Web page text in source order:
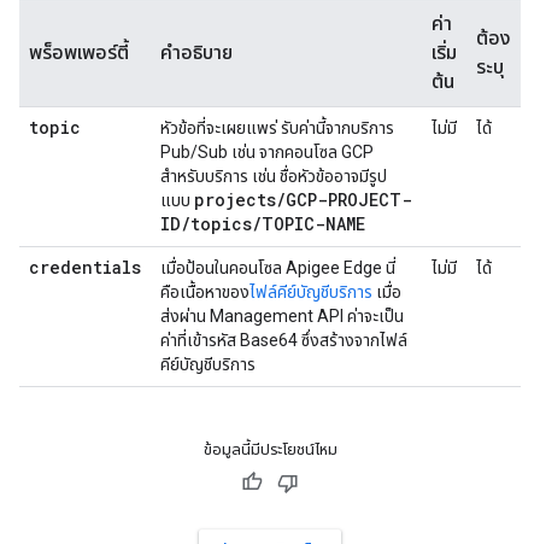
พร็อพเพอร์ตี้ คำอธิบาย
ค่า
เริ่ม
ต้น
ต้อง
ระบุ
topic
หัวข้อที่จะเผยแพร่ รับค่านี้จากบริการ
Pub/Sub เช่น จากคอนโซล GCP
สำหรับบริการ เช่น ชื่อหัวข้ออาจมีรูป
แบบ projects/GCP-PROJECT-
ID/topics/TOPIC-NAME
ไม่มี ได้
credentials
เมื่อป้อนในคอนโซล Apigee Edge นี่
คือเนื้อหาของไฟล์คีย์บัญชีบริการ เมื่อ
ส่งผ่าน Management API ค่าจะเป็น
ค่าที่เข้ารหัส Base64 ซึ่งสร้างจากไฟล์
คีย์บัญชีบริการ
ไม่มี ได้
ข้อมูลนี้มีประโยชน์ไหม